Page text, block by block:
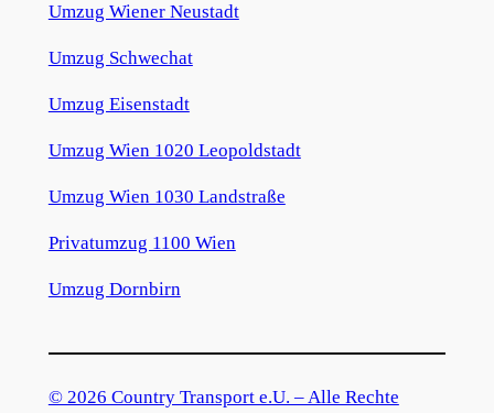
Umzug Wiener Neustadt
Umzug Schwechat
Umzug Eisenstadt
Umzug Wien 1020 Leopoldstadt
Umzug Wien 1030 Landstraße
Privatumzug 1100 Wien
Umzug Dornbirn
© 2026 Country Transport e.U. – Alle Rechte